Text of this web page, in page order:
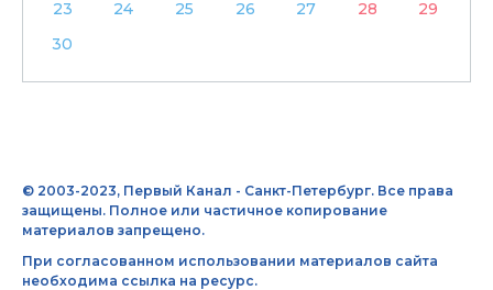
23
24 25 26 27 28
29
30
© 2003-2023, Первый Канал - Санкт-Петербург. Все права
защищены. Полное или частичное копирование
материалов запрещено.
При согласованном использовании материалов сайта
необходима ссылка на ресурс.